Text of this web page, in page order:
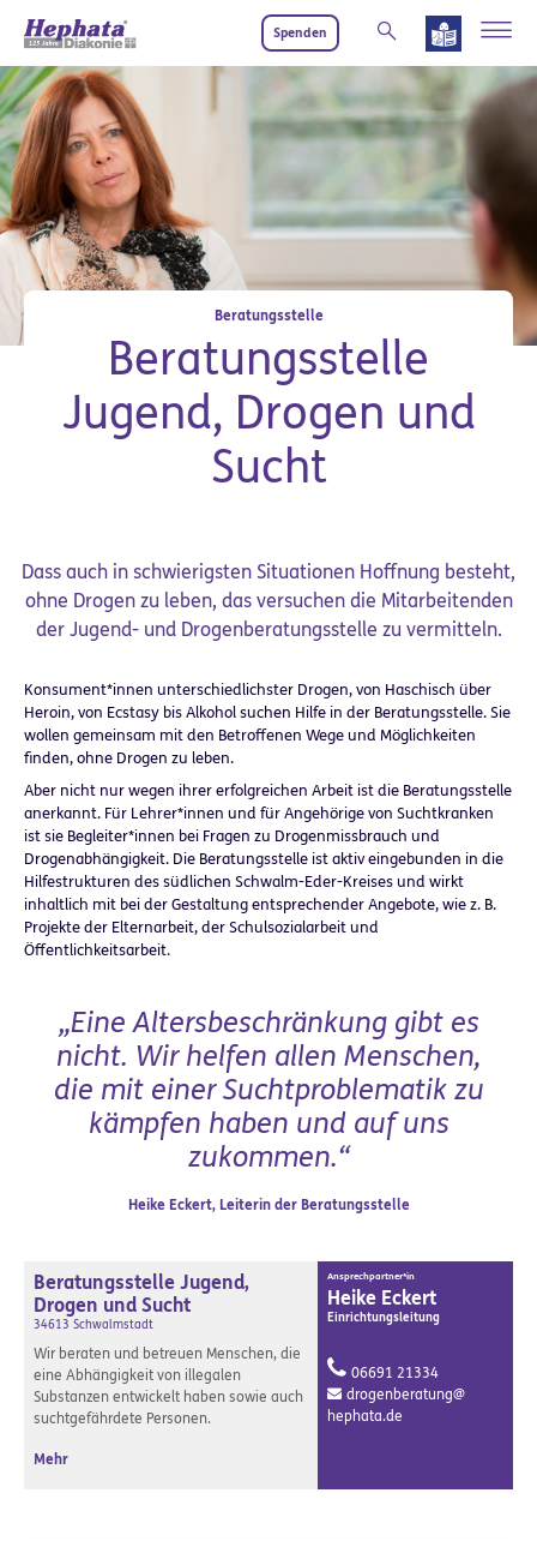
Spenden
Beratungsstelle
Beratungsstelle
Jugend, Drogen und
Sucht
Dass auch in schwierigsten Situationen Hoffnung besteht,
ohne Drogen zu leben, das versuchen die Mitarbeitenden
der Jugend- und Drogenberatungsstelle zu vermitteln.
Konsument*innen unterschiedlichster Drogen, von Haschisch über
Heroin, von Ecstasy bis Alkohol suchen Hilfe in der Beratungsstelle. Sie
wollen gemeinsam mit den Betroffenen Wege und Möglichkeiten
finden, ohne Drogen zu leben.
Aber nicht nur wegen ihrer erfolgreichen Arbeit ist die Beratungsstelle
anerkannt. Für Lehrer*innen und für Angehörige von Suchtkranken
ist sie Begleiter*innen bei Fragen zu Drogenmissbrauch und
Drogenabhängigkeit. Die Beratungsstelle ist aktiv eingebunden in die
Hilfestrukturen des südlichen Schwalm-Eder-Kreises und wirkt
inhaltlich mit bei der Gestaltung entsprechender Angebote, wie z. B.
Projekte der Elternarbeit, der Schulsozialarbeit und
Öffentlichkeitsarbeit.
„Eine Altersbeschränkung gibt es
nicht. Wir helfen allen Menschen,
die mit einer Suchtproblematik zu
kämpfen haben und auf uns
zukommen.“
Heike Eckert, Leiterin der Beratungsstelle
Beratungsstelle Jugend,
Drogen und Sucht
34613 Schwalmstadt
Wir beraten und betreuen Menschen, die
eine Abhängigkeit von illegalen
Substanzen entwickelt haben sowie auch
suchtgefährdete Personen.
Mehr
Ansprechpartner*in
Heike Eckert
Einrichtungsleitung
06691 21334
drogenberatung@
hephata.de